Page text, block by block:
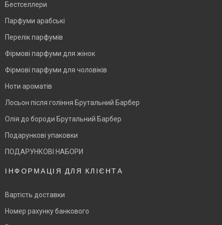
Бестселлери
Парфуми арабські
Перелік парфумів
Фірмові парфуми для жінок
Фірмові парфуми для чоловіків
Ноти ароматів
Лосьон після гоління Брутальний Барбер
Олія до бороди Брутальний Барбер
Подарункові упаковки
ПОДАРУНКОВІ НАБОРИ
ІНФОРМАЦІЯ ДЛЯ КЛІЄНТА
Вартість доставки
Номер рахунку банкового